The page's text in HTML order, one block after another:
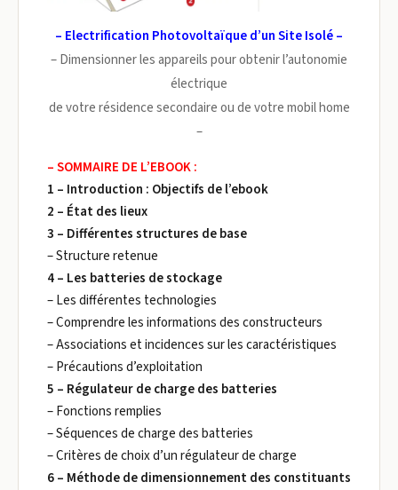
– Electrification Photovoltaïque d’un Site Isolé –
– Dimensionner les appareils pour obtenir l’autonomie
électrique
de votre résidence secondaire ou de votre mobil home
–
– SOMMAIRE DE L’EBOOK :
1 – Introduction : Objectifs de l’ebook
2 – État des lieux
3 – Différentes structures de base
– Structure retenue
4 – Les batteries de stockage
– Les différentes technologies
– Comprendre les informations des constructeurs
– Associations et incidences sur les caractéristiques
– Précautions d’exploitation
5 – Régulateur de charge des batteries
– Fonctions remplies
– Séquences de charge des batteries
– Critères de choix d’un régulateur de charge
6 – Méthode de dimensionnement des constituants